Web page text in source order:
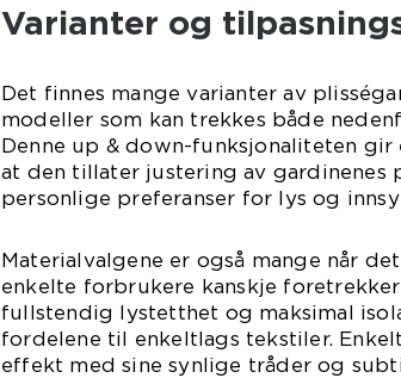
Varianter og
Det finnes mange varianter av
modeller som kan trekkes både
Denne up & down-funksjonaliteten
at den tillater justering av gardinenes
personlige preferanser for lys og
Materialvalgene er også mange når
enkelte forbrukere kanskje
fullstendig lystetthet og maksimal
fordelene til enkeltlags tekstiler.
effekt med sine synlige tråder og